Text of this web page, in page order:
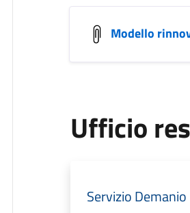
Modello
Ufficio
Servizio